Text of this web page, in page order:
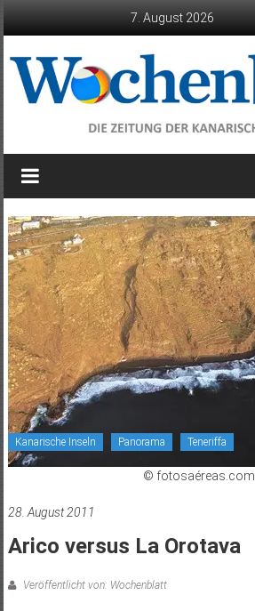
7. August 2026
Wochenblatt
die
der
Kanarischen
Inseln
Kanarische Inseln Panorama Teneriffa
© fotosaéreas.com
28. August 2011
Arico versus La Orotava
Veröffentlicht von: Wochenblatt